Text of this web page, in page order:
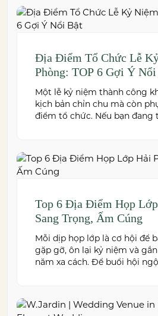
Địa Điểm Tổ Chức Lễ
Phòng: TOP 6 Gợi Ý
Một lễ kỷ niệm thành công
kịch bản chỉn chu mà còn
điểm tổ chức. Nếu bạn đang
ứng nhiều quy mô sự kiện,
Top 6 Địa Điểm Họp
Sang Trọng, Ấm Cúng
Mỗi dịp họp lớp là cơ hội để
gặp gỡ, ôn lại kỷ niệm và
năm xa cách. Để buổi hội